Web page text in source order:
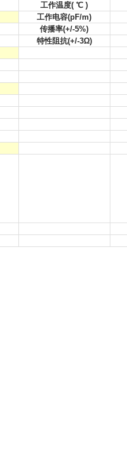
工作温度( ℃ )
工作电容(pF/m)
传播率(+/-5%)
特性阻抗(+/-3Ω)